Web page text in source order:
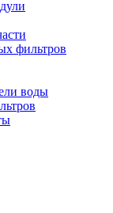
фильтров
воды